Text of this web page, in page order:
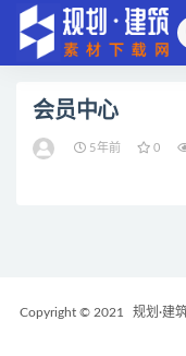
会员中心
5年前 0
Copyright © 2021 规划·建
全部